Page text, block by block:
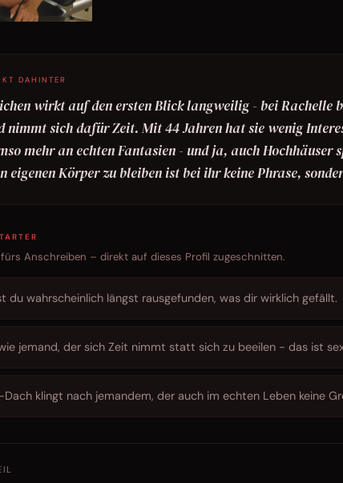
DAHINTER
wirkt auf den ersten Blick langweilig - bei Rachelle
nimmt sich dafür Zeit. Mit 44 Jahren hat sie wenig
mehr an echten Fantasien - und ja, auch Hochhäuser
eigenen Körper zu bleiben ist bei ihr keine Phrase,
fürs Anschreiben – direkt auf dieses Profil zugeschnitten.
du wahrscheinlich längst rausgefunden, was dir wirklich gefällt.
jemand, der sich Zeit nimmt statt sich zu beeilen - das ist
Dach klingt nach jemandem, der auch im echten Leben keine